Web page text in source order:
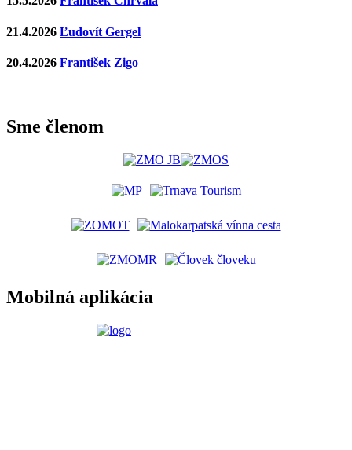
21.4.2026 Ľudovít Gergel
20.4.2026 František Zigo
Sme členom
Mobilná aplikácia